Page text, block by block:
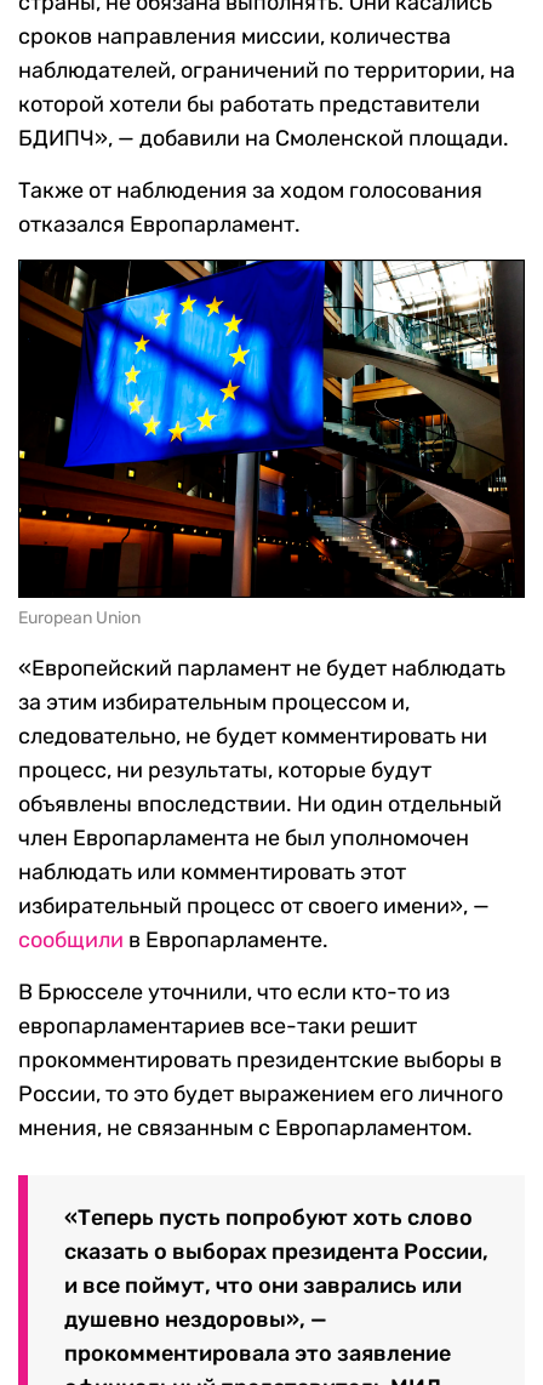
сроков направления миссии, количества
наблюдателей, ограничений по территории, на
которой хотели бы работать представители
БДИПЧ», — добавили на Смоленской площади.
Также от наблюдения за ходом голосования
отказался Европарламент.
European Union
«Европейский парламент не будет наблюдать
за этим избирательным процессом и,
следовательно, не будет комментировать ни
процесс, ни результаты, которые будут
объявлены впоследствии. Ни один отдельный
член Европарламента не был уполномочен
наблюдать или комментировать этот
избирательный процесс от своего имени», —
сообщили в Европарламенте.
В Брюсселе уточнили, что если кто-то из
европарламентариев все-таки решит
прокомментировать президентские выборы в
России, то это будет выражением его личного
мнения, не связанным с Европарламентом.
«Теперь пусть попробуют хоть слово
сказать о выборах президента России,
и все поймут, что они заврались или
душевно нездоровы», —
прокомментировала это заявление